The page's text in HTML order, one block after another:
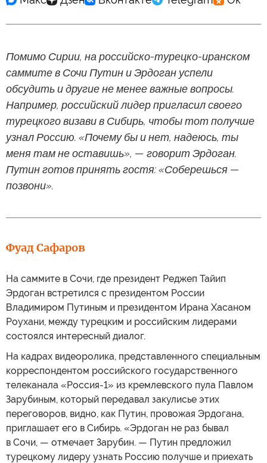
Помимо Сирии, на российско-турецко-иранском
саммите в Сочи Путин и Эрдоган успели
обсудить и другие не менее важные вопросы.
Например, российский лидер пригласил своего
турецкого визави в Сибирь, чтобы тот получше
узнал Россию. «Почему бы и нет, надеюсь, ты
меня там не оставишь», — говорит Эрдоган.
Путин готов принять гостя: «Соберешься —
позвони».
Фуад Сафаров
На саммите в Сочи, где президент Реджеп Тайип
Эрдоган встретился с президентом России
Владимиром Путиным и президентом Ирана Хасаном
Роухани, между турецким и российским лидерами
состоялся интересный диалог.
На кадрах видеоролика, представленного специальным
корреспондентом российского государственного
телеканала «Россия-1» из кремлевского пула Павлом
Зарубиным, который передавал закулисье этих
переговоров, видно, как Путин, провожая Эрдогана,
приглашает его в Сибирь. «Эрдоган не раз бывал
в Сочи, — отмечает Зарубин. — Путин предложил
турецкому лидеру узнать Россию получше и приехать